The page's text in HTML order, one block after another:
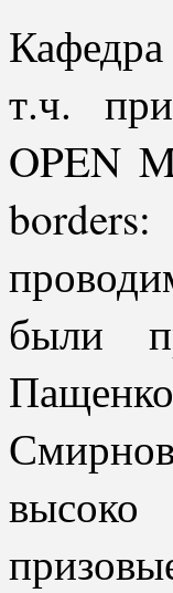
т.ч.
OPEN
были